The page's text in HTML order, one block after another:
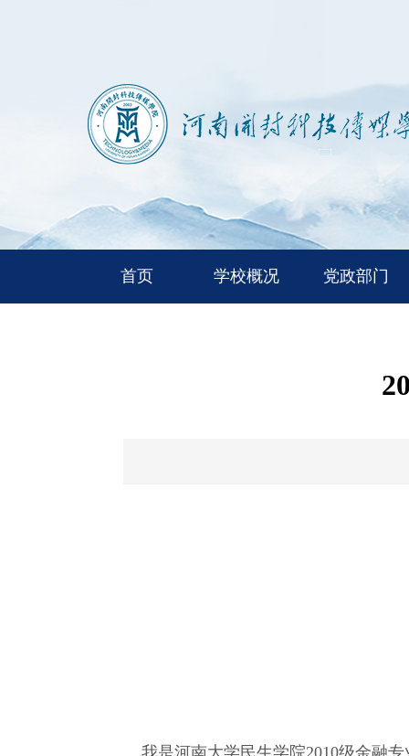
首页 学校概况 党政部门
我是河南大学民生学院2010级金融